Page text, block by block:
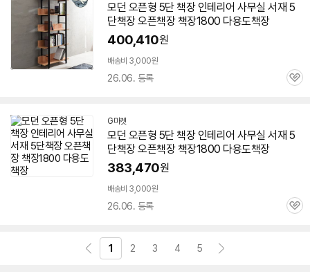
모던 오픈형 5단책장인테리어 사무실 서재 5
단책장오픈책장 책장1800 다용도책장
400,410원
배송비 3,000원
26.06. 등록
관
G마켓
모던 오픈형 5단책장인테리어 사무실 서재 5
단책장오픈책장 책장1800 다용도책장
383,470원
배송비 3,000원
26.06. 등록
관
1 2 3 4 5